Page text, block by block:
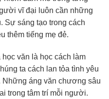
vĩ đại luôn cần những
Sự sáng tạo trong cách
thêm tiếng mẹ đẻ.
văn là học cách làm
ta cách lan tỏa tình yêu
áng văn chương sâu
trong tâm trí mỗi người.